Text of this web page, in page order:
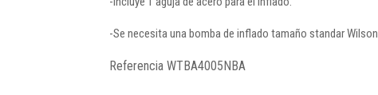
-Se necesita una bomba de inflado tamaño standar Wilson
Referencia WTBA4005NBA